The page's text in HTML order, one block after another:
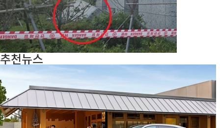
추천뉴스